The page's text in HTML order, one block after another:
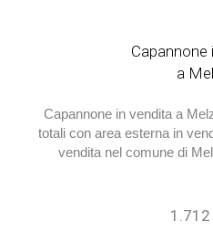
Capannone
a
Capannone in vendita a
totali con area esterna in
vendita nel comune di